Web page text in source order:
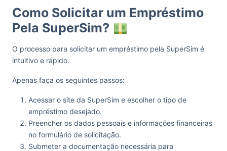
Como Solicitar um Empréstimo
Pela SuperSim?
O processo para solicitar um empréstimo pela SuperSim é
intuitivo e rápido.
Apenas faça os seguintes passos:
Acessar o site da SuperSim e escolher o tipo de
empréstimo desejado.
Preencher os dados pessoais e informações financeiras
no formulário de solicitação.
Submeter a documentação necessária para